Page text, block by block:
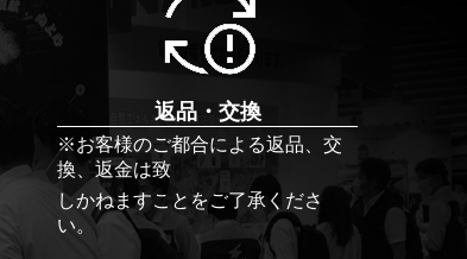
返品・交換
※お客様のご都合による返品、交
換、返金は致
しかねますことをご了承くださ
い。